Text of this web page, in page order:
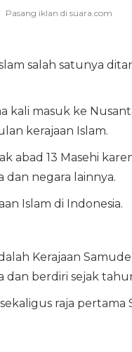
salah satunya
kali masuk ke
kerajaan Islam.
abad 13 Masehi
dan negara lainnya.
Islam di Indonesia.
Kerajaan
berdiri sejak tahun
raja pertama